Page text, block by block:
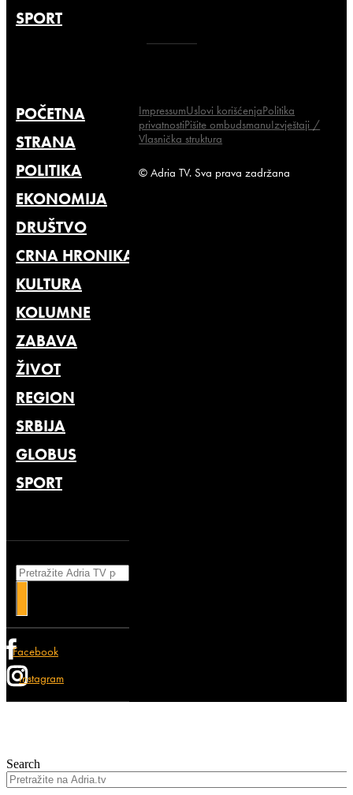
SPORT
POČETNA
STRANA
POLITIKA
EKONOMIJA
DRUŠTVO
CRNA HRONIKA
KULTURA
KOLUMNE
ZABAVA
ŽIVOT
REGION
SRBIJA
GLOBUS
SPORT
Facebook
Instagram
ImpressumUslovi korišćenjaPolitika
privatnostiPišite ombudsmanuIzvještaji /
Vlasnička struktura
© Adria TV. Sva prava zadržana
Search